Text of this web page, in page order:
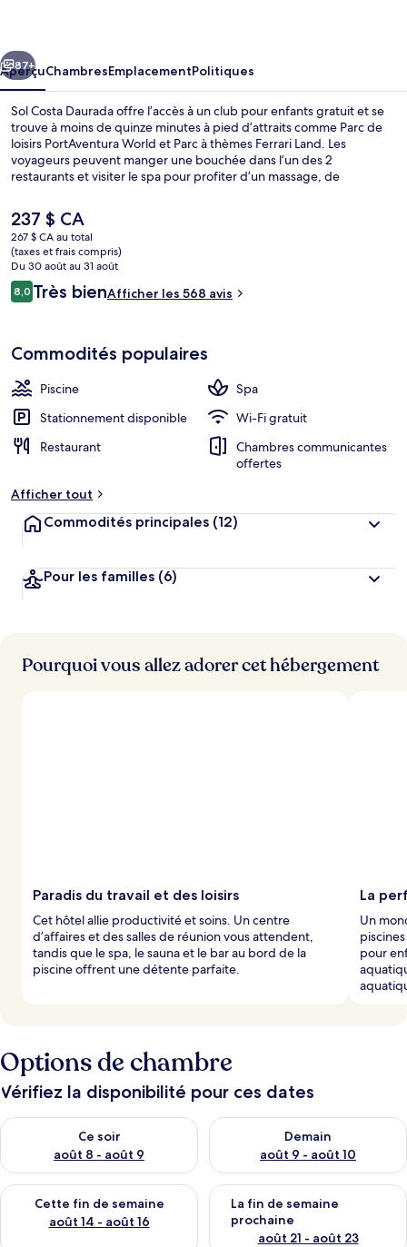
Suivant
87+
AperçuChambresEmplacementPolitiques
Sol Costa Daurada offre l’accès à un club pour enfants gratuit et se
trouve à moins de quinze minutes à pied d’attraits comme Parc de
loisirs PortAventura World et Parc à thèmes Ferrari Land. Les
voyageurs peuvent manger une bouchée dans l’un des 2
restaurants et visiter le spa pour profiter d’un massage, de
points saillants figurent 3 bars-salons, un parc aquatique en
supplément et une piscine intérieure.
Le
prix
actuel
est
de 237 $ CA
237 $ CA
267 $ CA au total
(taxes et frais compris)
Du 30 août au 31 août
Avis
8,08,0 sur 10 –
Très bienAfficher les 568 avis
Commodités populaires
Piscine
Spa
Stationnement disponible
Wi-Fi gratuit
Restaurant
Chambres communicantes
offertes
Afficher tout
Commodités principales (12)
Pour les familles (6)
Pourquoi vous allez adorer cet hébergement
Paradis du travail et des loisirs
Cet hôtel allie productivité et soins. Un centre
d’affaires et des salles de réunion vous attendent,
tandis que le spa, le sauna et le bar au bord de la
piscine offrent une détente parfaite.
La
Un
pour
Options de chambre
Vérifiez la disponibilité pour ces dates
Ce soir
août 8 - août 9
Vérifier la disponibilité pour ce soir août 8 - août 9
Demain
août 9 - août 10
Vérifier la disponibilité pour
Cette fin de semaine
août 14 - août 16
Vérifier la disponibilité pour cette fin de semaine août 14 -
La fin de semaine
prochaine
août 21 - août 23
Vérifier la disponibilité pour